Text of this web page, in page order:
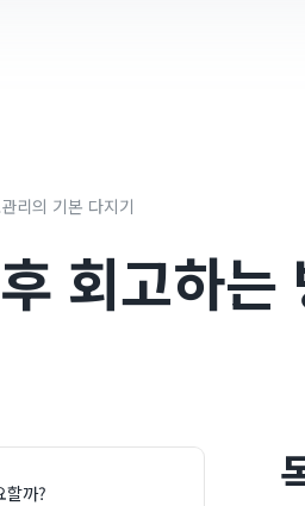
리의 기본 다지기
회고하는
할까?